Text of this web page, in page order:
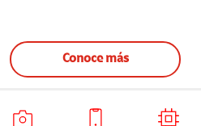
Conoce más